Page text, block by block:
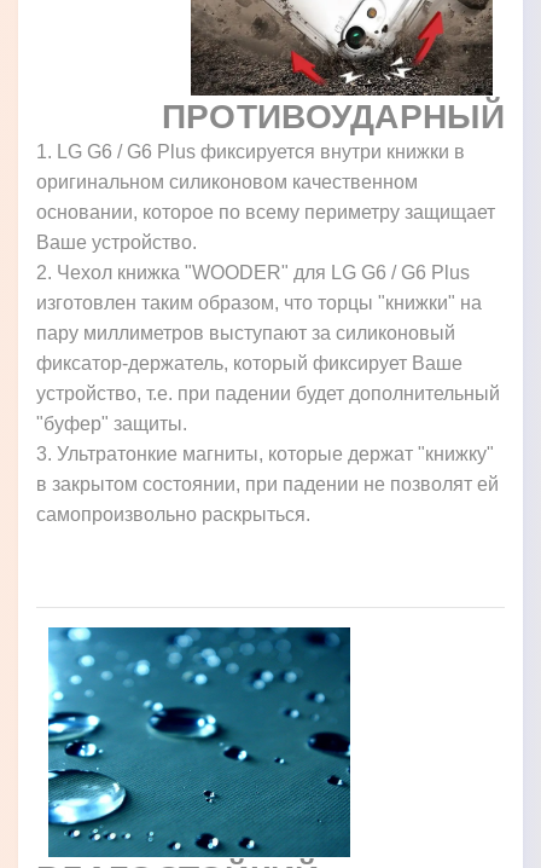
ПРОТИВОУДАРНЫЙ
1. LG G6 / G6 Plus фиксируется внутри книжки в
оригинальном силиконовом качественном
основании, которое по всему периметру защищает
Ваше устройство.
2. Чехол книжка "WOODER" для LG G6 / G6 Plus
изготовлен таким образом, что торцы "книжки" на
пару миллиметров выступают за силиконовый
фиксатор-держатель, который фиксирует Ваше
устройство, т.е. при падении будет дополнительный
"буфер" защиты.
3. Ультратонкие магниты, которые держат "книжку"
в закрытом состоянии, при падении не позволят ей
самопроизвольно раскрыться.